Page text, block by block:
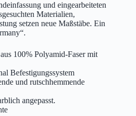
und eingearbeiteten
Materialien,
setzen neue Maßstäbe. Ein
100% Polyamid-Faser mit
Befestigungssystem
und rutschhemmende
angepasst.